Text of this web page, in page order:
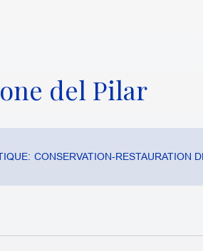
del Pilar
CONSERVATION-RESTAURATION